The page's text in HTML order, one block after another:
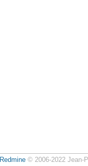
Redmine© 2006-2022 Jean-